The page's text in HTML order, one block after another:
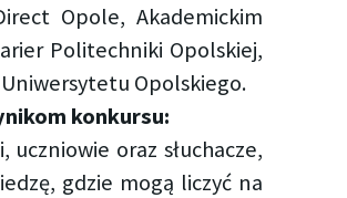
Opole, Akademickim
Politechniki Opolskiej,
Opolskiego.
konkursu:
uczniowie oraz słuchacze,
gdzie mogą liczyć na